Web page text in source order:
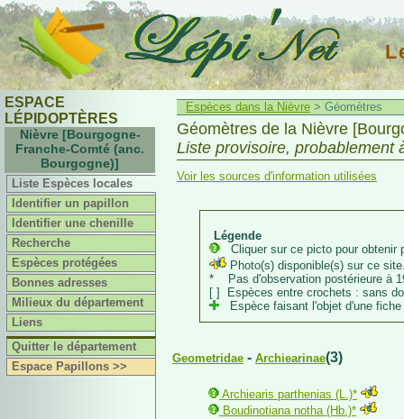
ESPACE
LÉPIDOPTÈRES
Nièvre [Bourgogne-
Franche-Comté (anc.
Bourgogne)]
Liste Espèces locales
Identifier un papillon
Identifier une chenille
Recherche
Espèces protégées
Bonnes adresses
Milieux du département
Liens
Quitter le département
Espace Papillons >>
Espèces dans la Nièvre > Géomètres
Géomètres de la Nièvre
Liste provisoire, probablement
Voir les sources d'information utilisées
Légende
Cliquer sur ce picto pour obtenir
Photo(s) disponible(s) sur ce
* Pas d'observation postérieure à
[ ] Espèces entre crochets : sans
Espèce faisant l'objet d'une fiche
Geometridae - Archiearinae(3)
Archiearis parthenias (L.)*
Boudinotiana notha (Hb.)*